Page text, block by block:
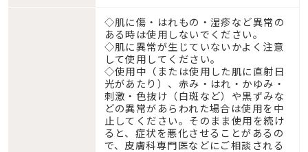
◇肌に傷・はれもの・湿疹など異常の
ある時は使用しないでください。
◇肌に異常が生じていないかよく注意
して使用してください。
◇使用中（または使用した肌に直射日
光があたり）、赤み・はれ・かゆみ・
刺激・色抜け（白斑など）や黒ずみな
どの異常があらわれた場合は使用を中
止してください。そのまま使用を続け
ると、症状を悪化させることがあるの
で、皮膚科専門医などにご相談される